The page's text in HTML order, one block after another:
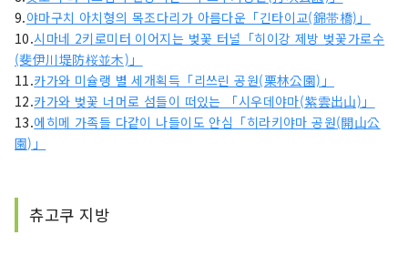
9.야마구치 아치형의 목조다리가 아름다운「긴타이교(錦帯橋)」
10.시마네 2키로미터 이어지는 벚꽃 터널「히이강 제방 벚꽃가로수
(斐伊川堤防桜並木)」
11.카가와 미슐랭 별 세개획득「리쓰린 공원(栗林公園)」
12.카가와 벚꽃 너머로 섬들이 떠있는 「시우데야마(紫雲出山)」
13.에히메 가족들 다같이 나들이도 안심「히라키야마 공원(開山公
園)」
츄고쿠 지방